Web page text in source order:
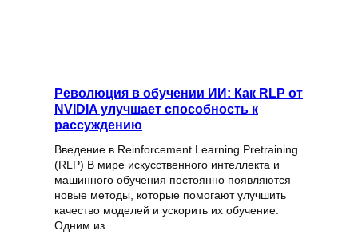
Революция в обучении ИИ: Как RLP от
NVIDIA улучшает способность к
рассуждению
Введение в Reinforcement Learning Pretraining
(RLP) В мире искусственного интеллекта и
машинного обучения постоянно появляются
новые методы, которые помогают улучшить
качество моделей и ускорить их обучение.
Одним из…